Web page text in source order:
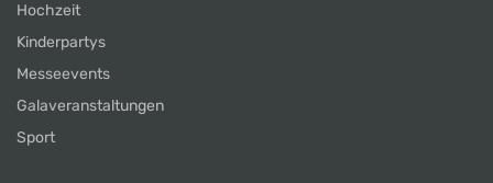
Hochzeit
Kinderpartys
Messeevents
Galaveranstaltungen
Sport